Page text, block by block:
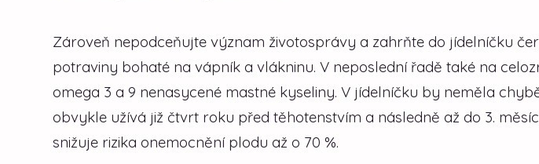
Zároveň nepodceňujte význam životosprávy a zahrňte do jídelníčku
potraviny bohaté na vápník a vlákninu. V neposlední řadě také na
omega 3 a 9 nenasycené mastné kyseliny. V jídelníčku by neměla
obvykle užívá již čtvrt roku před těhotenstvím a následně až do 3.
snižuje rizika onemocnění plodu až o 70 %.